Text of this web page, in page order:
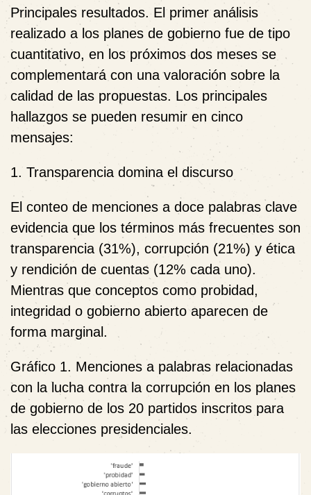
Principales resultados.El primer análisis
realizado a los planes de gobierno fue de tipo
cuantitativo, en los próximos dos meses se
complementará con una valoración sobre la
calidad de las propuestas. Los principales
hallazgos se pueden resumir en cinco
mensajes:
1. Transparencia domina el discurso
El conteo de menciones a doce palabras clave
evidencia que los términos más frecuentes son
transparencia (31%), corrupción (21%) y ética
y rendición de cuentas (12% cada uno).
Mientras que conceptos como probidad,
integridad o gobierno abierto aparecen de
forma marginal.
Gráfico 1. Menciones a palabras relacionadas
con la lucha contra la corrupción en los planes
de gobierno de los 20 partidos inscritos para
las elecciones presidenciales.